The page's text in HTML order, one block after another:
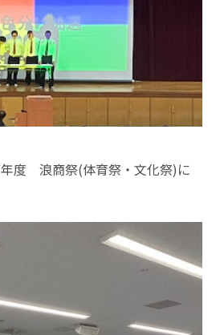
度 浪商祭(体育祭・文化祭)に